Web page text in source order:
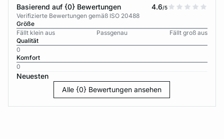
Basierend auf {0} Bewertungen 4.6/5
Verifizierte Bewertungen gemäß ISO 20488
Größe
Fällt klein aus
Passgenau
Fällt groß aus
Qualität
0
Komfort
0
Neuesten
Alle {0} Bewertungen ansehen